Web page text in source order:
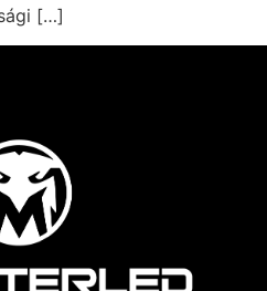
[…]
adtad a
listához